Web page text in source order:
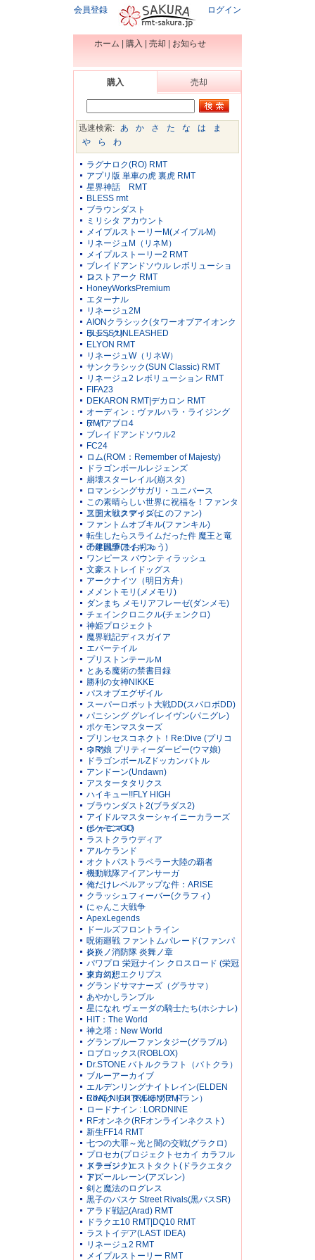
会員登録 ログイン
ホーム 購入 売却 お知らせ
購入 売却
迅速検索: あ か さ た な は
ま
や
ら わ
ラグナロク(RO) RMT
アプリ版 単車の虎 裏虎 RMT
星界神話 RMT
BLESS rmt
ブラウンダスト
ミリシタ アカウント
メイプルストーリーM(メイプルM)
リネージュM（リネM）
メイプルストーリー2 RMT
ブレイドアンドソウル レボリューショ
ン
ロストアーク RMT
HoneyWorksPremium
エターナル
リネージュ2M
AIONクラシック(タワーオブアイオンク
ラシック)
BLESS UNLEASHED
ELYON RMT
リネージュW（リネW）
サンクラシック(SUN Classic) RMT
リネージュ2 レボリューション RMT
FIFA23
DEKARON RMT|デカロン RMT
オーディン：ヴァルハラ・ライジング
RMT
ディアブロ4
ブレイドアンドソウル2
FC24
ロム(ROM：Remember of Majesty)
ドラゴンボールレジェンズ
崩壊スターレイル(崩スタ)
ロマンシングサガリ・ユニバース
この素晴らしい世界に祝福を！ファンタ
スティックデイズ(このファン)
三国大戦スマッシュ
ファントムオブキル(ファンキル)
転生したらスライムだった件 魔王と竜
の建国譚(まおりゅう)
千年戦争アイギス
ワンピース バウンティラッシュ
文豪ストレイドッグス
アークナイツ（明日方舟）
メメントモリ(メメモリ)
ダンまち メモリアフレーゼ(ダンメモ)
チェインクロニクル(チェンクロ)
神姫プロジェクト
魔界戦記ディスガイア
エバーテイル
プリストンテールＭ
とある魔術の禁書目録
勝利の女神NIKKE
パスオブエグザイル
スーパーロボット大戦DD(スパロボDD)
パニシング グレイレイヴン(パニグレ)
ポケモンマスターズ
プリンセスコネクト！Re:Dive (プリコ
ネR)
ウマ娘 プリティーダービー(ウマ娘)
ドラゴンボールZドッカンバトル
アンドーン(Undawn)
アスタータタリクス
ハイキュー!!FLY HIGH
ブラウンダスト2(ブラダス2)
アイドルマスターシャイニーカラーズ
(シャニマス)
ポケモンGO
ラストクラウディア
アルケランド
オクトパストラベラー大陸の覇者
機動戦隊アイアンサーガ
俺だけレベルアップな件：ARISE
クラッシュフィーバー(クラフィ)
にゃんこ大戦争
ApexLegends
ドールズフロントライン
呪術廻戦 ファントムパレード(ファンパ
レ)
炎炎ノ消防隊 炎舞ノ章
パワプロ 栄冠ナイン クロスロード (栄冠
クロス)
東方幻想エクリプス
グランドサマナーズ（グラサマ）
あやかしランブル
星になれ ヴェーダの騎士たち(ホシナレ)
HIT：The World
神之塔：New World
グランブルーファンタジー(グラブル)
ロブロックス(ROBLOX)
Dr.STONE バトルクラフト（バトクラ）
ブルーアーカイブ
エルデンリングナイトレイン(ELDEN
RING NIGHTREIGN)RMT
CoA(クリスタルオブアトラン）
ロードナイン : LORDNINE
RFオンネク(RFオンラインネクスト)
新生FF14 RMT
七つの大罪～光と闇の交戦(グラクロ)
プロセカ(プロジェクトセカイ カラフル
ステージ！)
ドラゴンクエストタクト(ドラクエタク
ト)
アズールレーン(アズレン)
剣と魔法のログレス
黒子のバスケ Street Rivals(黒バスSR)
アラド戦記(Arad) RMT
ドラクエ10 RMT|DQ10 RMT
ラストイデア(LAST IDEA)
リネージュ2 RMT
メイプルストーリー RMT